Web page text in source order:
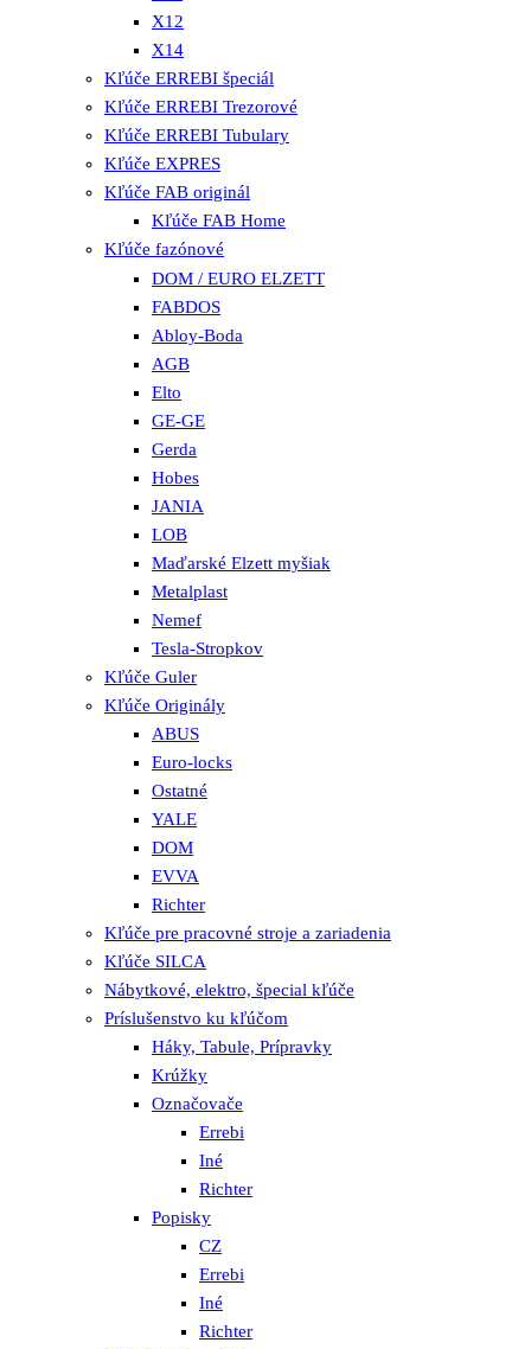
X12
X14
Kľúče ERREBI špeciál
Kľúče ERREBI Trezorové
Kľúče ERREBI Tubulary
Kľúče EXPRES
Kľúče FAB originál
Kľúče FAB Home
Kľúče fazónové
DOM / EURO ELZETT
FABDOS
Abloy-Boda
AGB
Elto
GE-GE
Gerda
Hobes
JANIA
LOB
Maďarské Elzett myšiak
Metalplast
Nemef
Tesla-Stropkov
Kľúče Guler
Kľúče Originály
ABUS
Euro-locks
Ostatné
YALE
DOM
EVVA
Richter
Kľúče pre pracovné stroje a zariadenia
Kľúče SILCA
Nábytkové, elektro, špecial kľúče
Príslušenstvo ku kľúčom
Háky, Tabule, Prípravky
Krúžky
Označovače
Errebi
Iné
Richter
Popisky
CZ
Errebi
Iné
Richter